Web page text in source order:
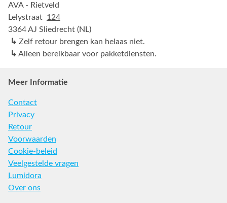
AVA - Rietveld
Lelystraat 124
3364 AJ Sliedrecht (NL)
↳ Zelf retour brengen kan helaas niet.
↳ Alleen bereikbaar voor pakketdiensten.
Meer Informatie
Contact
Privacy
Retour
Voorwaarden
Cookie-beleid
Veelgestelde vragen
Lumidora
Over ons